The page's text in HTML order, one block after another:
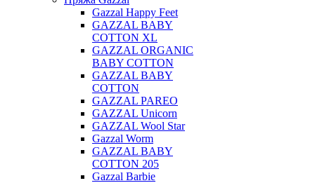
Gazzal Happy Feet
GAZZAL BABY
COTTON XL
GAZZAL ORGANIC
BABY COTTON
GAZZAL BABY
COTTON
GAZZAL PAREO
GAZZAL Unicorn
GAZZAL Wool Star
Gazzal Worm
GAZZAL BABY
COTTON 205
Gazzal Barbie